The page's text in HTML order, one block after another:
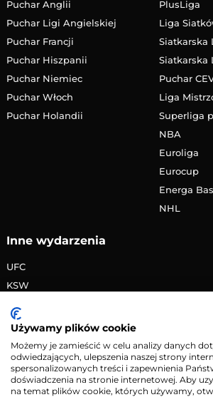
Puchar Anglii
Puchar Ligi Angielskiej
Puchar Francji
Puchar Hiszpanii
Puchar Niemiec
Puchar Włoch
Puchar Holandii
PlusLiga
Liga
Siatkarska
Siatkarska
Puchar
Liga
Superliga
NBA
Euroliga
Eurocup
Energa
NHL
Inne wydarzenia
UFC
KSW
PRIME MMA
Żużlowa Ekstraliga
Speedway Grand Prix
Skoki narciarskie
Używamy plików cookie
Możemy je zamieścić w celu analizy danych
odwiedzających, ulepszenia naszej strony
spersonalizowanych treści i zapewnienia
doświadczenia na stronie internetowej. Aby
na temat plików cookie, których używamy,